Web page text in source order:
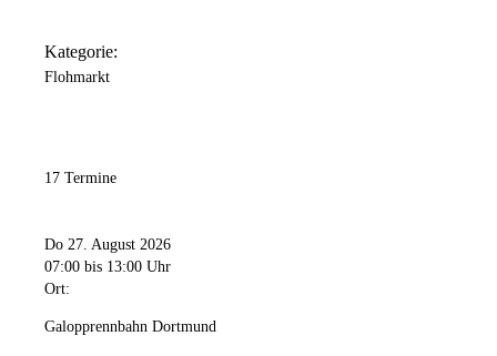
Kategorie:
Flohmarkt
17 Termine
Do 27. August 2026
07:00 bis 13:00 Uhr
Ort:
Galopprennbahn Dortmund